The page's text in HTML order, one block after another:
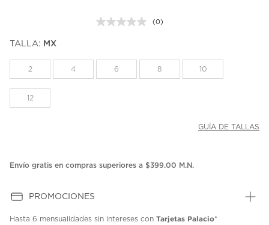
Sin
la
misma
(0)
TALLA: MX
2 4 6 8 10
12
GUÍA DE TALLAS
Envío gratis en compras superiores a $399.00 M.N.
PROMOCIONES
Hasta 6 mensualidades sin intereses con Tarjetas Palacio*